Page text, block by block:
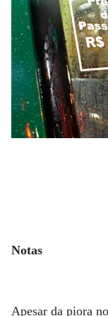
Notas
Apesar da piora